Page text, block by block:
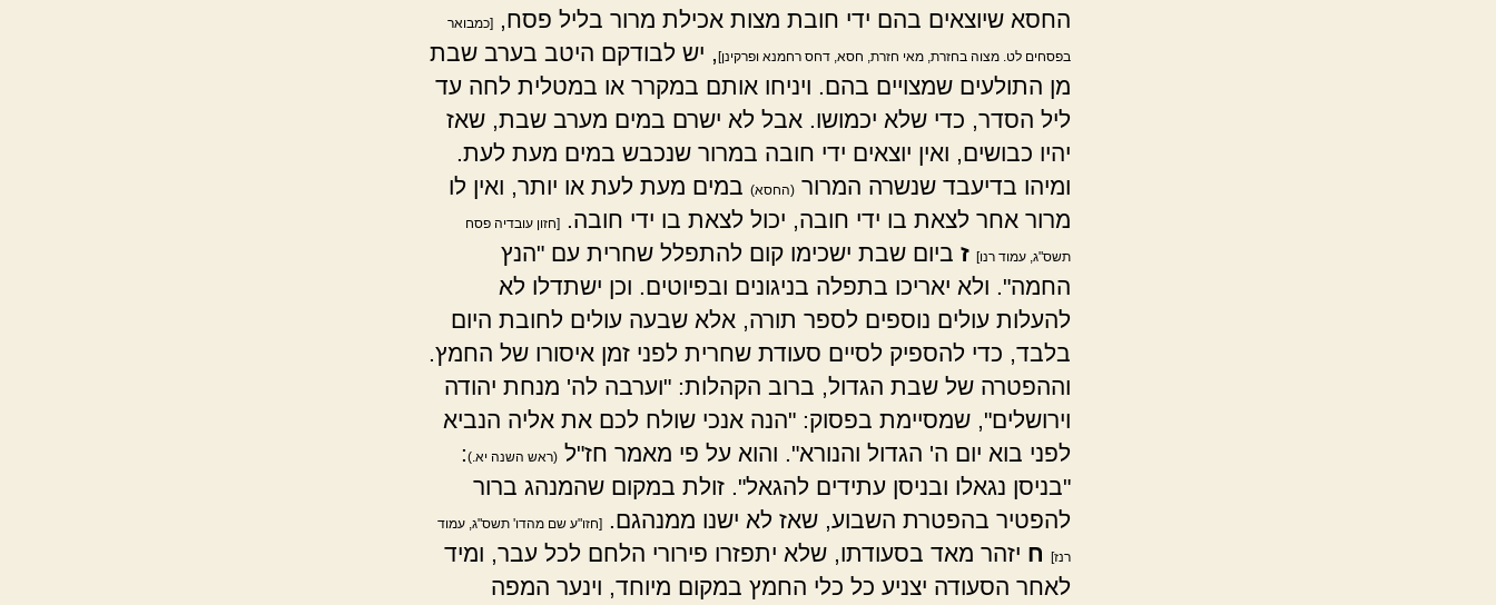
החסא שיוצאים בהם ידי חובת מצות אכילת מרור בליל פסח,
[כמבואר
בפסחים לט. מצוה בחזרת, מאי חזרת, חסא, דחס רחמנא ופרקינן]
, יש לבודקם היטב בערב שבת
מן התולעים שמצויים בהם. ויניחו אותם במקרר או במטלית לחה עד
ליל הסדר, כדי שלא יכמושו. אבל לא ישרם במים מערב שבת, שאז
יהיו כבושים, ואין יוצאים ידי חובה במרור שנכבש במים מעת לעת.
ומיהו בדיעבד שנשרה המרור (החסא) במים מעת לעת או יותר, ואין לו
מרור אחר לצאת בו ידי חובה, יכול לצאת בו ידי חובה.
[חזון עובדיה פסח
תשס"ג, עמוד רנו] ז ביום שבת ישכימו קום להתפלל שחרית עם "הנץ
החמה". ולא יאריכו בתפלה בניגונים ובפיוטים. וכן ישתדלו לא
להעלות עולים נוספים לספר תורה, אלא שבעה עולים לחובת היום
בלבד, כדי להספיק לסיים סעודת שחרית לפני זמן איסורו של החמץ.
וההפטרה של שבת הגדול, ברוב הקהלות: "וערבה לה' מנחת יהודה
וירושלים", שמסיימת בפסוק: "הנה אנכי שולח לכם את אליה הנביא
לפני בוא יום ה' הגדול והנורא". והוא על פי מאמר חז"ל (ראש השנה יא.):
"בניסן נגאלו ובניסן עתידים להגאל". זולת במקום שהמנהג ברור
להפטיר בהפטרת השבוע, שאז לא ישנו ממנהגם.
[חזו"ע שם מהדו' תשס"ג, עמוד
רנז] ח יזהר מאד בסעודתו, שלא יתפזרו פירורי הלחם לכל עבר, ומיד
לאחר הסעודה יצניע כל כלי החמץ במקום מיוחד, וינער המפה